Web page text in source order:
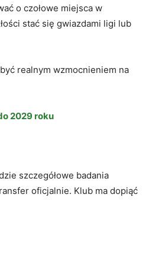
o czołowe miejsca w
stać się gwiazdami ligi lub
realnym wzmocnieniem na
2029 roku
szczegółowe badania
oficjalnie. Klub ma dopiąć